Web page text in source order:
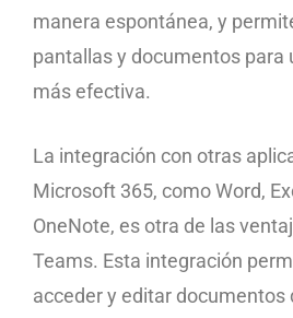
manera espontánea, y
pantallas y documentos para
más efectiva.
La integración con otras
Microsoft 365, como Word,
OneNote, es otra de las
Teams. Esta integración
acceder y editar documentos